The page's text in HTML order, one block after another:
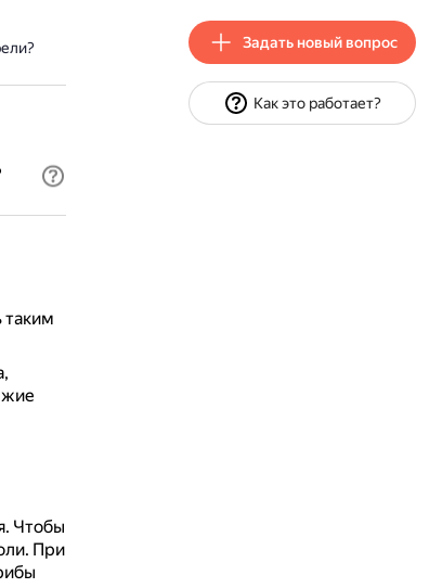
таким
Чтобы
При
Задать новый вопрос
Как это работает?